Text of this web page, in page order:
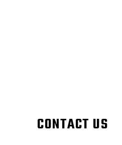
CONTACT US